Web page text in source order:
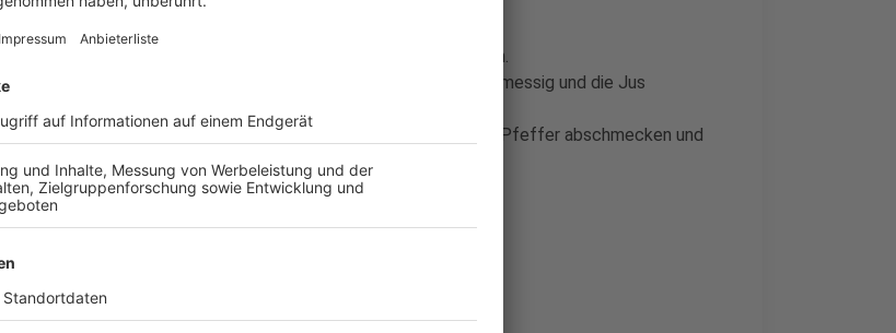
Sauce:
Den Zucker karamellisieren und die Zwiebelwürfel dazugeben.
Mit Rot und Portwein ablöschen etwas reduzieren den Balsamessig und die Jus
Einkochen lassen bis die Soße kräftig genug ist mit Salz und Pfeffer abschmecken und
mit Stärke und etwas Butter binden.
Anzeige
Das ist der Kitchen Club by Nelson Müller: